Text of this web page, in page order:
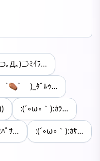
｡Д｡)⊃ﾐｲﾗ…
`⚰︎` )_ﾀﾞﾙｩ…
:(´◦ω◦｀):ｶﾗ…
ﾟｻ… :(´◦ω◦｀):ｶｻ…